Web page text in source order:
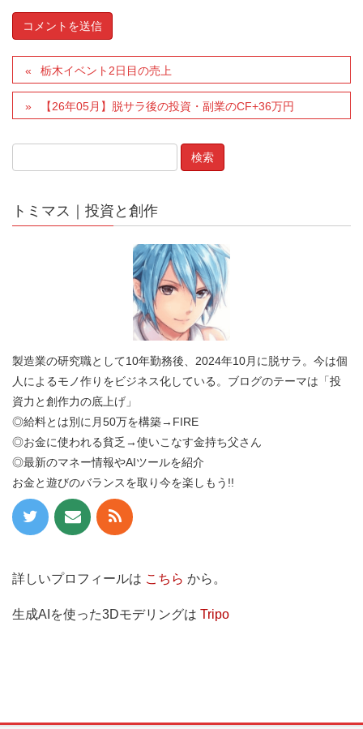
栃木イベント2日目の売上
【26年05月】脱サラ後の投資・副業のCF+36万円
トミマス｜投資と創作
製造業の研究職として10年勤務後、2024年10月に脱サラ。今は個
人によるモノ作りをビジネス化している。ブログのテーマは「投
資力と創作力の底上げ」
◎給料とは別に月50万を構築→FIRE
◎お金に使われる貧乏→使いこなす金持ち父さん
◎最新のマネー情報やAIツールを紹介
お金と遊びのバランスを取り今を楽しもう!!
詳しいプロフィールは こちら ‎から。
生成AIを使った3Dモデリングは Tripo